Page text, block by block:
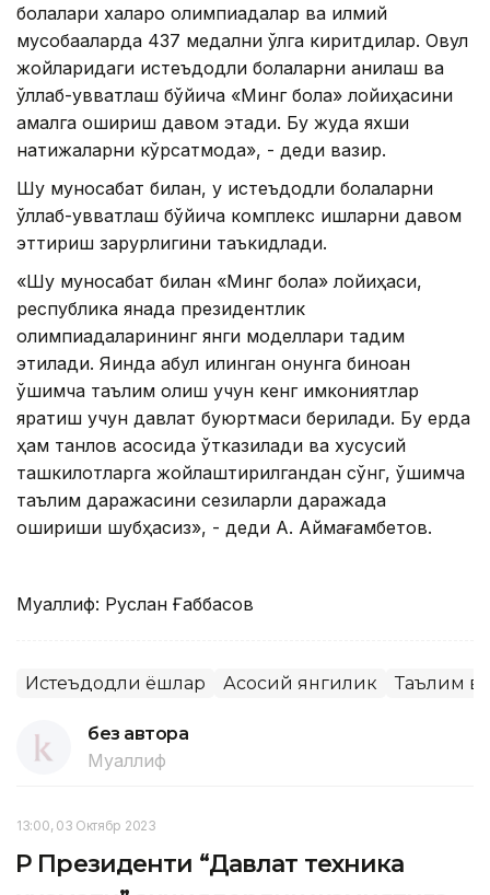
болалари халқаро олимпиадалар ва илмий
мусобақаларда 437 медални қўлга киритдилар. Овул
жойларидаги истеъдодли болаларни аниқлаш ва
қўллаб-қувватлаш бўйича «Минг бола» лойиҳасини
амалга ошириш давом этади. Бу жуда яхши
натижаларни кўрсатмоқда», - деди вазир.
Шу муносабат билан, у истеъдодли болаларни
қўллаб-қувватлаш бўйича комплекс ишларни давом
эттириш зарурлигини таъкидлади.
«Шу муносабат билан «Минг бола» лойиҳаси,
республика янада президентлик
олимпиадаларининг янги моделлари тақдим
этилади. Яқинда қабул қилинган қонунга биноан
қўшимча таълим олиш учун кенг имкониятлар
яратиш учун давлат буюртмаси берилади. Бу ерда
ҳам танлов асосида ўтказилади ва хусусий
ташкилотларга жойлаштирилгандан сўнг, қўшимча
таълим даражасини сезиларли даражада
ошириши шубҳасиз», - деди А. Аймағамбетов.
Муаллиф: Руслан Ғаббасов
Истеъдодли ёшлар Асосий янгилик Таълим
без автора
Муаллиф
13:00, 03 Октябр 2023
ҚР Президенти “Давлат техника